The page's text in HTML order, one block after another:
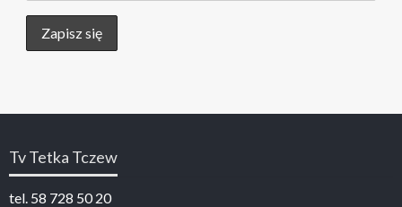
Tv Tetka Tczew
tel. 58 728 50 20